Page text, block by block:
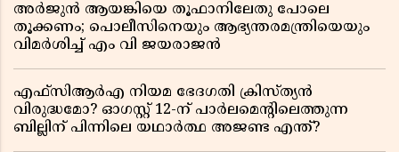
അർജുൻ ആയങ്കിയെ തൂഫാനിലേതു പോലെ
തൂക്കണം; പൊലീസിനെയും ആഭ്യന്തരമന്ത്രിയെയും
വിമർശിച്ച് എം വി ജയരാജൻ
എഫ്സിആർഎ നിയമ ഭേദഗതി ക്രിസ്ത്യൻ
വിരുദ്ധമോ? ഓഗസ്റ്റ് 12-ന് പാർലമെന്റിലെത്തുന്ന
ബില്ലിന് പിന്നിലെ യഥാർത്ഥ അജണ്ട എന്ത്?